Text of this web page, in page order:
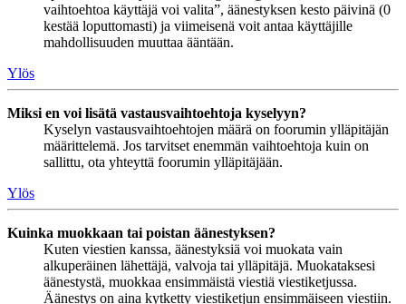
vaihtoehtoa käyttäjä voi valita”, äänestyksen kesto päivinä (0
kestää loputtomasti) ja viimeisenä voit antaa käyttäjille
mahdollisuuden muuttaa ääntään.
Ylös
Miksi en voi lisätä vastausvaihtoehtoja kyselyyn?
Kyselyn vastausvaihtoehtojen määrä on foorumin ylläpitäjän
määrittelemä. Jos tarvitset enemmän vaihtoehtoja kuin on
sallittu, ota yhteyttä foorumin ylläpitäjään.
Ylös
Kuinka muokkaan tai poistan äänestyksen?
Kuten viestien kanssa, äänestyksiä voi muokata vain
alkuperäinen lähettäjä, valvoja tai ylläpitäjä. Muokataksesi
äänestystä, muokkaa ensimmäistä viestiä viestiketjussa.
Äänestys on aina kytketty viestiketjun ensimmäiseen viestiin.